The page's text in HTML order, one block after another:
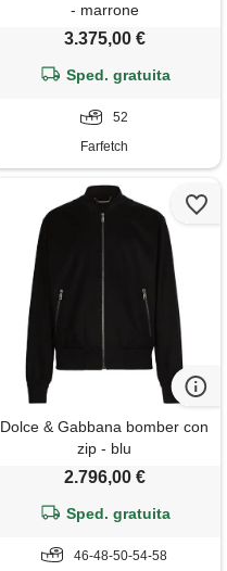
- marrone
3.375,00 €
Sped. gratuita
52
Farfetch
Dolce & Gabbana bomber con
zip - blu
2.796,00 €
Sped. gratuita
46-48-50-54-58